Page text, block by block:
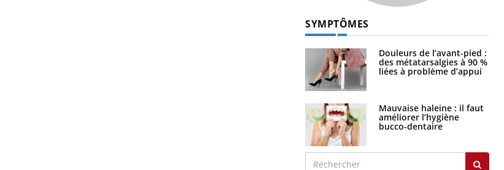
SYMPTÔMES
Douleurs de l’avant-pied :
des métatarsalgies à 90 %
liées à problème d’appui
Mauvaise haleine : il faut
améliorer l’hygiène
bucco-dentaire